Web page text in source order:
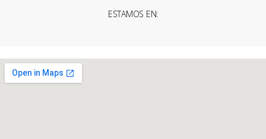
ESTAMOS EN: